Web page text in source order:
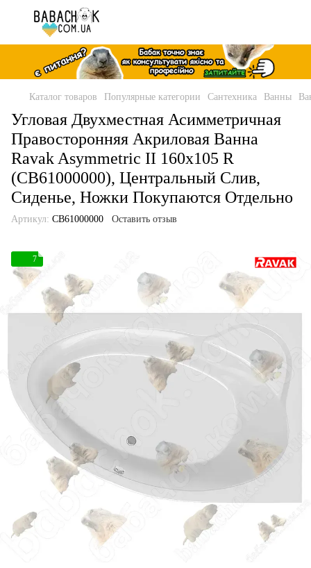
Каталог товаров Популярные категории Сантехника Ванны
Угловая Двухместная Асимметричная
Правосторонняя Акриловая Ванна
Ravak Asymmetric II 160x105 R
(CB61000000), Центральный Слив,
Сиденье, Ножки Покупаются Отдельно
Артикул: CB61000000 Оставить отзыв
7